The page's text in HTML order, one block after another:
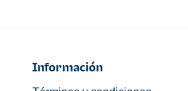
Información